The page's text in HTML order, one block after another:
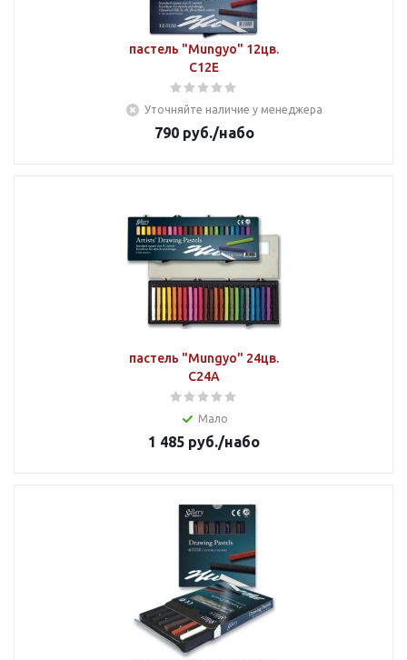
пастель "Mungyo" 12цв.
C12E
Уточняйте наличие у менеджера
790руб./набо
пастель "Mungyo" 24цв.
C24A
Мало
1 485 руб./набо